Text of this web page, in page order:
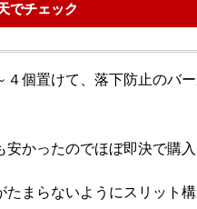
でチェック
個置けて、落下防止のバ
かったのでほぼ即決で購入
まらないようにスリット